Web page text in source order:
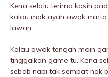
Kena selalu terima kasih
kalau mak ayah awak
Iawan.
Kalau awak tengah main
tinggalkan game tu. Kena
sebab nabi tak sempat nak